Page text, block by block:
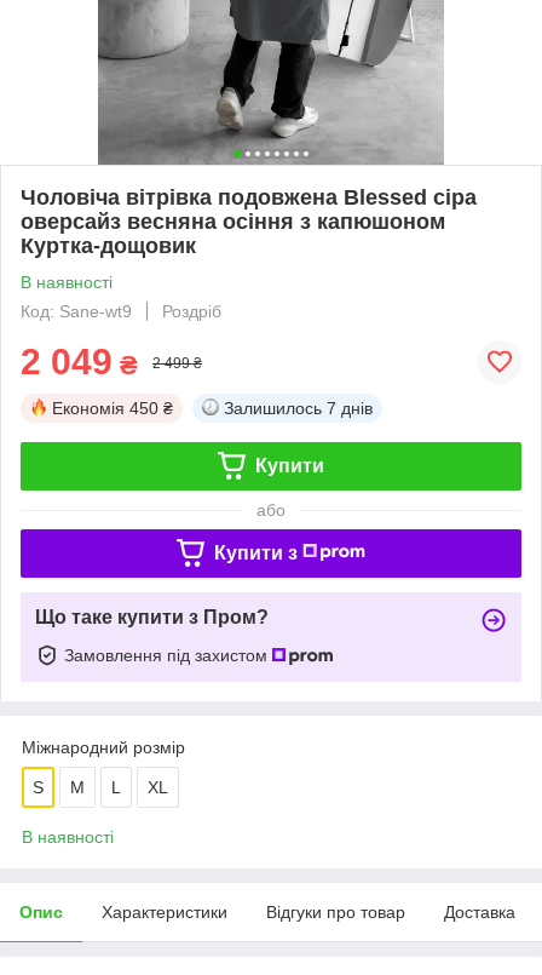
Чоловіча вітрівка подовжена Blessed сіра
оверсайз весняна осіння з капюшоном
Куртка-дощовик
В наявності
Код: Sane-wt9
Роздріб
2 049 ₴ 2 499 ₴
Економія 450 ₴ Залишилось 7 днів
Купити
або
Купити з
Що таке купити з Пром?
Замовлення під захистом
Міжнародний розмір
S M L XL
В наявності
Опис Характеристики Відгуки про товар Доставка